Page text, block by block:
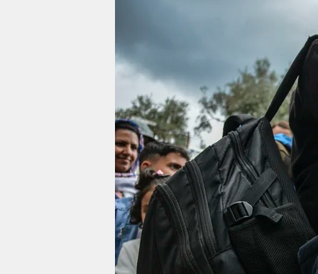
wahrheit
verlag
verlag
veranstaltungen
shop
fragen & hilfe
unterstützen
abo